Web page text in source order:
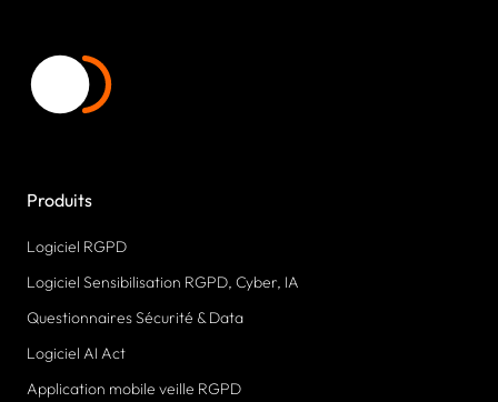
Produits
Logiciel RGPD
Logiciel Sensibilisation RGPD, Cyber, IA
Questionnaires Sécurité & Data
Logiciel AI Act
Application mobile veille RGPD